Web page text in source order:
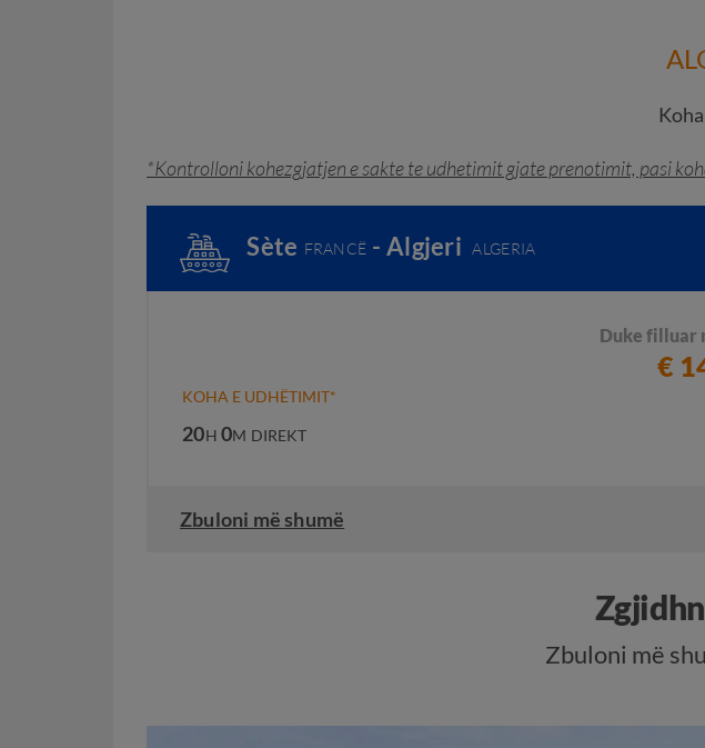
*Kontrolloni kohezgjatjen e sakte te udhetimit gjate prenotimit, pasi
Sète FRANCË - Algjeri ALGERIA
Duke filluar
€
KOHA E UDHËTIMIT*
20H 0M DIREKT
Zbuloni më shumë
Zbuloni më